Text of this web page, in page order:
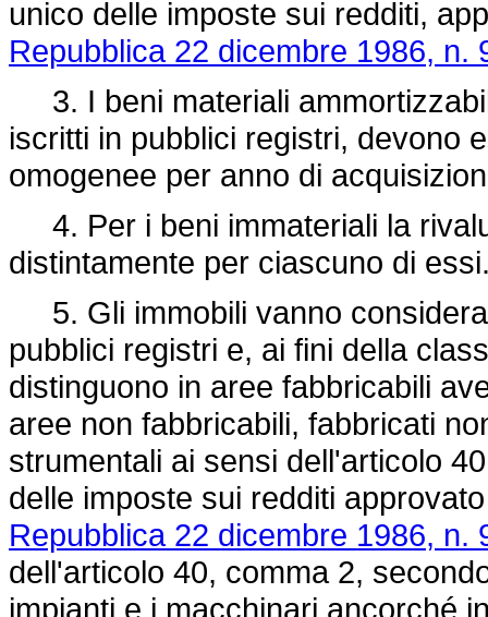
unico delle imposte sui redditi,
Repubblica 22 dicembre 1986, n.
3. I beni materiali
iscritti in pubblici registri, devono
omogenee per anno di
4. Per i beni immateriali la
distintamente per ciascuno di
5. Gli immobili vanno
pubblici registri e, ai fini della
distinguono in aree fabbricabili
aree non fabbricabili, fabbricati
strumentali ai sensi dell'articolo
delle imposte sui redditi
Repubblica 22 dicembre 1986, n.
dell'articolo 40, comma 2,
impianti e i macchinari ancorché